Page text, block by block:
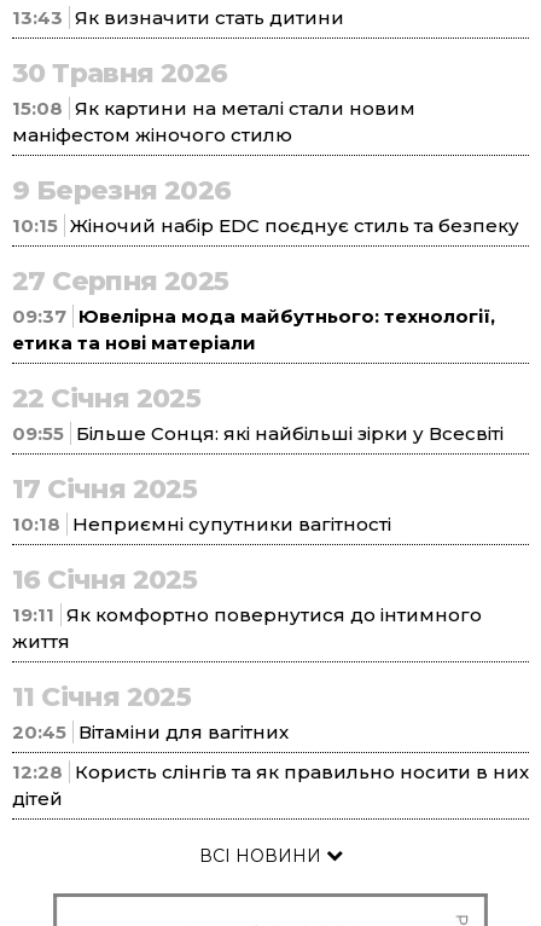
13:43 Як визначити стать дитини
30 Травня 2026
15:08 Як картини на металі стали новим
маніфестом жіночого стилю
9 Березня 2026
10:15 Жіночий набір EDC поєднує стиль та безпеку
27 Серпня 2025
09:37 Ювелірна мода майбутнього: технології,
етика та нові матеріали
22 Січня 2025
09:55 Більше Сонця: які найбільші зірки у Всесвіті
17 Січня 2025
10:18 Неприємні супутники вагітності
16 Січня 2025
19:11 Як комфортно повернутися до інтимного
життя
11 Січня 2025
20:45 Вітаміни для вагітних
12:28
Користь слінгів та як правильно носити в них
дітей
ВСІ НОВИНИ